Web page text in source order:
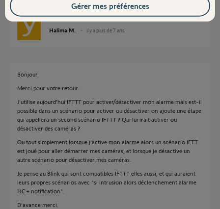
Halima M. il y a plus de 7 ans
Bonjour,
Merci pour votre retour.
J'utilise aujourd'hui IFTTT pour activer/désactiver mon alarme mais est-il
possible dans un scénario pour activer ou désactiver on ajoute une étape
qui appellera un second scénario IFTTT ? Qui lui irait activer ou
désactiver des caméras ?
Ou tout simplement lorsque j'active mon alarme alors un scénario IFTT
est joué pour aller démarrer mes caméras, et lorsque je désactive un
autre scénario pour désactiver mes caméras.
Je pense au Blink qui sont compatibles IFTTT elles aussi, et qui auraient
leurs propres scénarios avec "si intrusion alors déclenchement alarme
HC + notification".
D'avance merci.
Gérer mes préférences